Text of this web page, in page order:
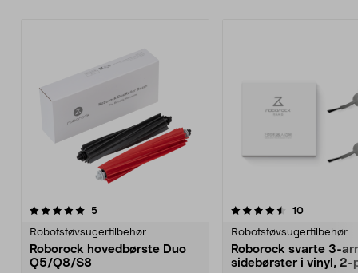
5anmeldelser
Robotstøvsugertilbehør
Roborock hovedbørste Duo
Q5/Q8/S8
4.5av 5 stjerner 10
Robotstøvsugertilbehør
Roborock svarte 3-
sidebørster i vinyl, 2-
5.0av 5 stjerner